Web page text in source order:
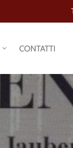
CONTATTI